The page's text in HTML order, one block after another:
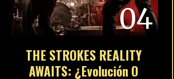
04
THE STROKES REALITY
AWAITS: ¿Evolución O